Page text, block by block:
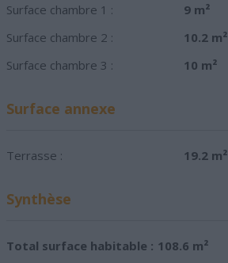
Surface chambre 1 :
9 m²
Surface chambre 2 :
10.2 m²
Surface chambre 3 :
10 m²
Surface annexe
Terrasse : 19.2 m²
Synthèse
Total surface habitable : 108.6 m²